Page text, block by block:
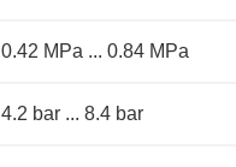
0.42 MPa ... 0.84 MPa
4.2 bar ... 8.4 bar